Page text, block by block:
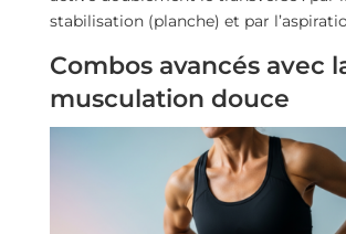
stabilisation (planche) et par
Combos avancés avec
musculation douce